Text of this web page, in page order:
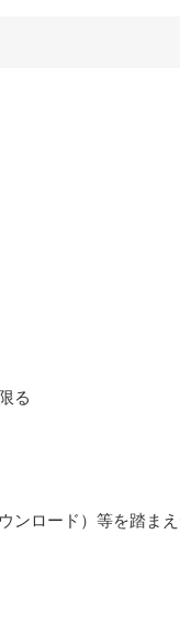
る
ンロード）等を踏ま